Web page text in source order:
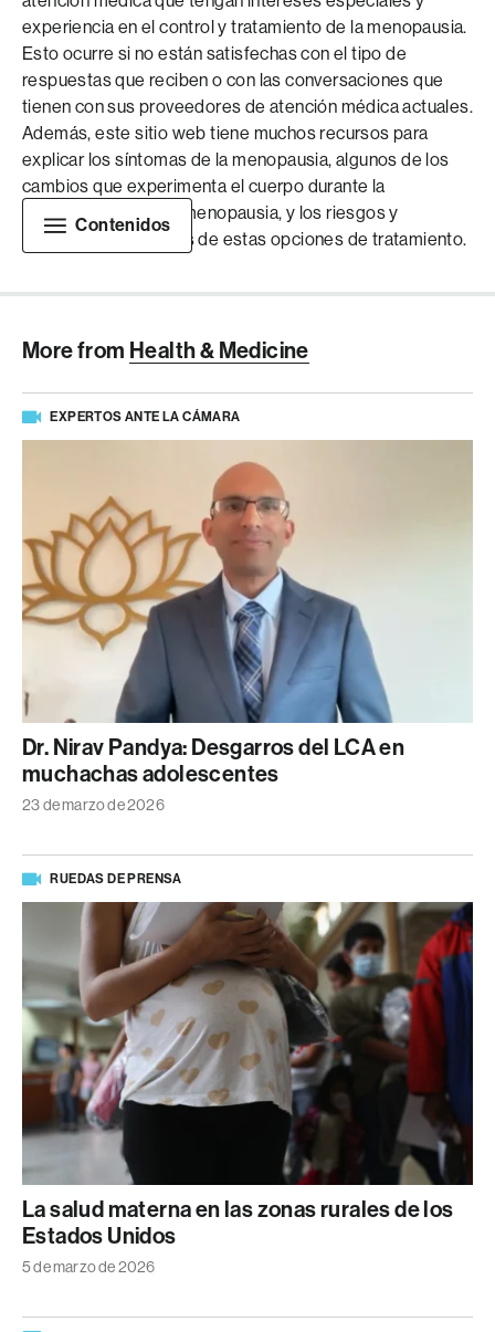
experiencia en el control y tratamiento de la menopausia.
Esto ocurre si no están satisfechas con el tipo de
respuestas que reciben o con las conversaciones que
tienen con sus proveedores de atención médica actuales.
Además, este sitio web tiene muchos recursos para
explicar los síntomas de la menopausia, algunos de los
cambios que experimenta el cuerpo durante la
perimenopausia y la menopausia, y los riesgos y
beneficios de muchas de estas opciones de tratamiento.
Contenidos
More from Health & Medicine
EXPERTOS ANTE LA CÁMARA
Dr. Nirav Pandya: Desgarros del LCA en
muchachas adolescentes
23 de marzo de 2026
RUEDAS DE PRENSA
La salud materna en las zonas rurales de los
Estados Unidos
5 de marzo de 2026